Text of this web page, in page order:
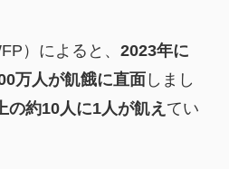
）によると、 2023年に
万人が飢餓に直面 しまし
の約10人に1人が飢え てい